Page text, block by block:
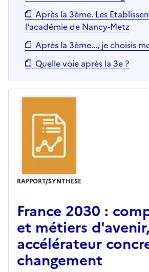
Après la 3ème. Les
l'académie de Nancy-Metz
Après la 3ème..., je choisis
Quelle voie après la 3e ?
RAPPORT/SYNTHÈSE
France 2030 :
et métiers
accélérateur
changement